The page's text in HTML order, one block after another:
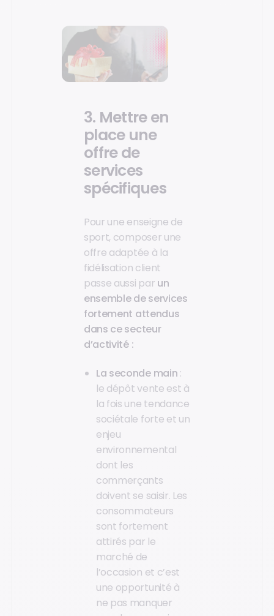
3. Mettre en
place une
offre de
services
spécifiques
Pour une enseigne de
sport, composer une
offre adaptée à la
fidélisation client
passe aussi par un
ensemble de services
fortement attendus
dans ce secteur
d’activité :
La seconde main :
le dépôt vente est à
la fois une tendance
sociétale forte et un
enjeu
environnemental
dont les
commerçants
doivent se saisir. Les
consommateurs
sont fortement
attirés par le
marché de
l’occasion et c’est
une opportunité à
ne pas manquer